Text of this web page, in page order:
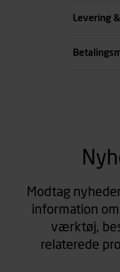
Levering
Modtag
information
værktøj,
relaterede